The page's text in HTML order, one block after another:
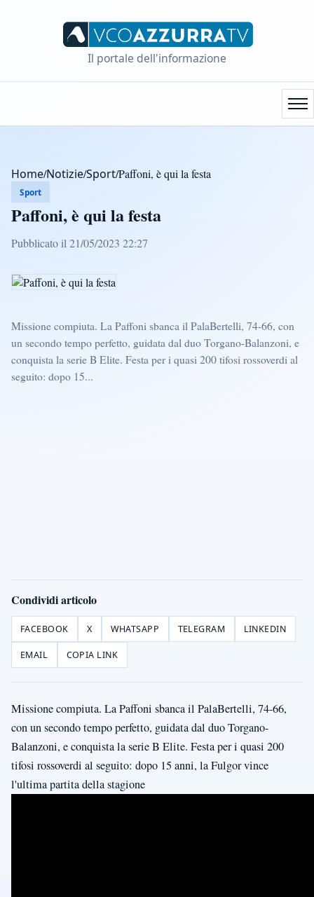
Il portale dell'informazione
Home/Notizie/Sport/Paffoni, è qui la festa
Sport
Paffoni, è qui la festa
Pubblicato il 21/05/2023 22:27
Missione compiuta. La Paffoni sbanca il PalaBertelli, 74-66, con
un secondo tempo perfetto, guidata dal duo Torgano-Balanzoni, e
conquista la serie B Elite. Festa per i quasi 200 tifosi rossoverdi al
seguito: dopo 15...
Condividi articolo
FACEBOOK X WHATSAPP TELEGRAM LINKEDIN
EMAIL COPIA LINK
Missione compiuta. La Paffoni sbanca il PalaBertelli, 74-66,
con un secondo tempo perfetto, guidata dal duo Torgano-
Balanzoni, e conquista la serie B Elite. Festa per i quasi 200
tifosi rossoverdi al seguito: dopo 15 anni, la Fulgor vince
l'ultima partita della stagione